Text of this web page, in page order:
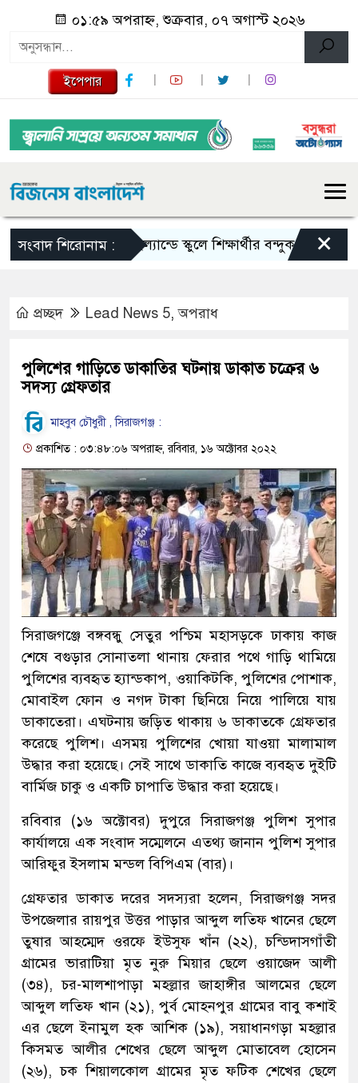
০১:৫৯ অপরাহ্ন, শুক্রবার, ০৭ অগাস্ট ২০২৬
ইপেপার
সংবাদ শিরোনাম :থাইল্যান্ডে স্কুলে শিক্ষার্থীর বন্দুক হামলা,×
প্রচ্ছদ Lead News 5,অপরাধ
পুলিশের গাড়িতে ডাকাতির ঘটনায় ডাকাত চক্রের ৬
সদস্য গ্রেফতার
মাহবুব চৌধুরী , সিরাজগঞ্জ :
প্রকাশিত : ০৩:৪৮:০৬ অপরাহ্ন, রবিবার, ১৬ অক্টোবর ২০২২
সিরাজগঞ্জে বঙ্গবন্ধু সেতুর পশ্চিম মহাসড়কে ঢাকায় কাজ
শেষে বগুড়ার সোনাতলা থানায় ফেরার পথে গাড়ি থামিয়ে
পুলিশের ব্যবহৃত হ্যান্ডকাপ, ওয়াকিটকি, পুলিশের পোশাক,
মোবাইল ফোন ও নগদ টাকা ছিনিয়ে নিয়ে পালিয়ে যায়
ডাকাতেরা। এঘটনায় জড়িত থাকায় ৬ ডাকাতকে গ্রেফতার
করেছে পুলিশ। এসময় পুলিশের খোয়া যাওয়া মালামাল
উদ্ধার করা হয়েছে। সেই সাথে ডাকাতি কাজে ব্যবহৃত দুইটি
বার্মিজ চাকু ও একটি চাপাতি উদ্ধার করা হয়েছে।
রবিবার (১৬ অক্টোবর) দুপুরে সিরাজগঞ্জ পুলিশ সুপার
কার্যালয়ে এক সংবাদ সম্মেলনে এতথ্য জানান পুলিশ সুপার
আরিফুর ইসলাম মন্ডল বিপিএম (বার)।
গ্রেফতার ডাকাত দরের সদস্যরা হলেন, সিরাজগঞ্জ সদর
উপজেলার রায়পুর উত্তর পাড়ার আব্দুল লতিফ খানের ছেলে
তুষার আহম্মেদ ওরফে ইউসুফ খাঁন (২২), চন্ডিদাসগাঁতী
গ্রামের ভারাটিয়া মৃত নুরু মিয়ার ছেলে ওয়াজেদ আলী
(৩৪), চর-মালশাপাড়া মহল্লার জাহাঙ্গীর আলমের ছেলে
আব্দুল লতিফ খান (২১), পুর্ব মোহনপুর গ্রামের বাবু কশাই
এর ছেলে ইনামুল হক আশিক (১৯), সয়াধানগড়া মহল্লার
কিসমত আলীর শেখের ছেলে আব্দুল মোতাবেল হোসেন
(২৬), চক শিয়ালকোল গ্রামের মৃত ফটিক শেখের ছেলে